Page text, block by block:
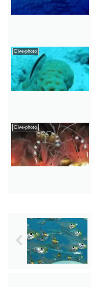
Dive-photo
Dive-photo